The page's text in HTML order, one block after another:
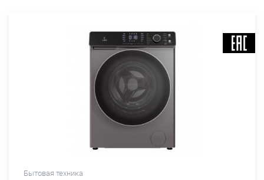
Бытовая техника